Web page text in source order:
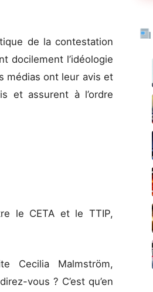
de la contestation
docilement l’idéologie
médias ont leur avis et
et assurent à l’ordre
le CETA et le TTIP,
Cecilia Malmström,
vous ? C’est qu’en